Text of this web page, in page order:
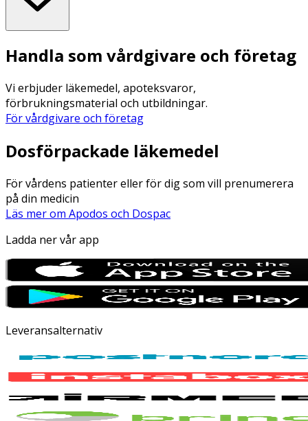
Handla som vårdgivare och företag
Vi erbjuder läkemedel, apoteksvaror,
förbrukningsmaterial och utbildningar.
För vårdgivare och företag
Dosförpackade läkemedel
För vårdens patienter eller för dig som vill prenumerera
på din medicin
Läs mer om Apodos och Dospac
Ladda ner vår app
Leveransalternativ